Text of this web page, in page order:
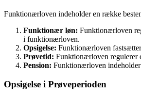
Funktionærloven indeholder en række
Funktionær løn: Funktionærloven
i funktionærloven.
Opsigelse: Funktionærloven
Prøvetid: Funktionærloven regulerer
Pension: Funktionærloven
Opsigelse i Prøveperioden